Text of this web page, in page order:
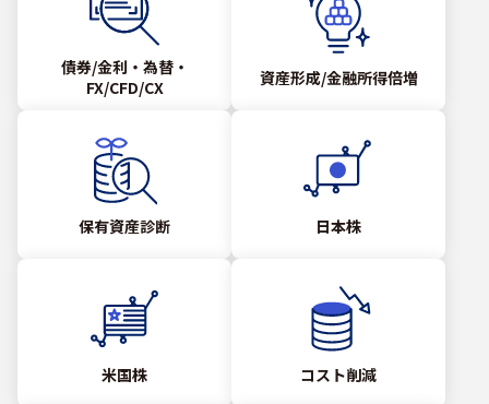
債券/金利・為替・
FX/CFD/CX
資産形成/金融所得倍増
保有資産診断 日本株
米国株 コスト削減